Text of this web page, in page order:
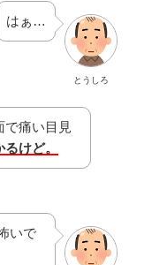
とうしろ
はぁ…
で痛い目見
けど。
いで